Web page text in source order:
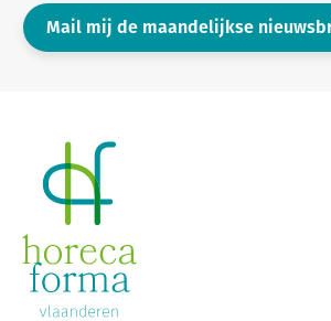
Mail mij de maandelijkse